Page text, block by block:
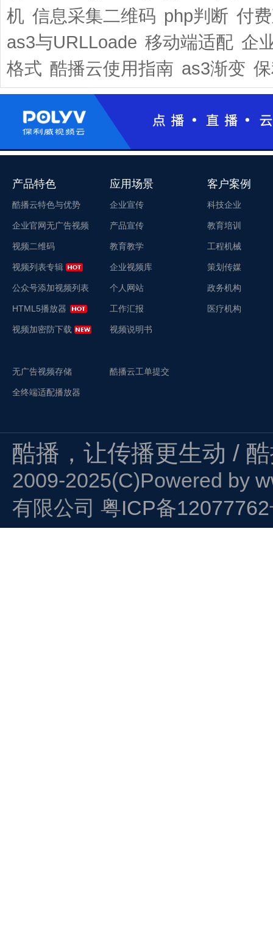
机 信息采集二维码 php判断 付
as3与URLLoade 移动端适配 企
格式 酷播云使用指南 as3渐变
产品特色
酷播云特色与优势
企业官网无广告视频
视频二维码
视频列表专辑
公众号添加视频列表
HTML5播放器
视频加密防下载
无广告视频存储
全终端适配播放器
应用场景
企业宣传
产品宣传
教育教学
企业视频库
个人网站
工作汇报
视频说明书
酷播云工单提交
客户案例
科技企业
教育培训
工程机械
策划传媒
政务机构
医疗机构
酷播，让传播更生动 /
2009-2025(C)Powered by
有限公司 粤ICP备